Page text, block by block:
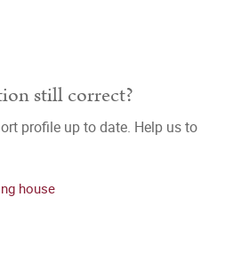
still correct?
profile up to date. Help us to
house